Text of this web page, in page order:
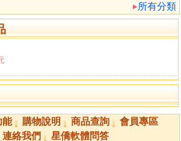
所有分類
能 購物說明 商品查詢
會員專區
連絡我們 星僑軟體問答